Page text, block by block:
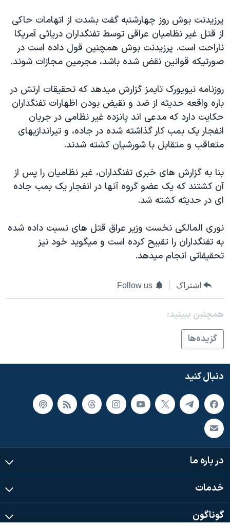
قانون شفافیت دارائی کادر رهبری ایران
اعتراضات مردمی آبان ۹۸
اسرائیل در جنگ
نرگس محمدی برنده جایزه نوبل صلح
همایش محافظه‌کاران آمریکا «سی‌پک»
صفحه‌های ویژه
سفر پرزیدنت ترامپ به چین
پرزيدنت بوش روز چهارشنبه گفت بشدت از اتهامات حاکی
از قتل غير نظاميان عراقی توسط تفنگداران دريائی آمريکا
ناراحت است. پرزيدنت بوش همچنين قول داده است در
صورتيکه قوانين نقض شده باشد، مجرمين مجازات شوند.
روزنامه نيويورک تايمز گزارش ميدهد که تحقيقات ارتش در
باره واقعه حديثه از ضد و نقيض بودن اظهارات تفنگداران
حکايت دارد که مدعی اند پانزده غير نظامی در جريان
انفجار يک بمب کار گذاشته شده در جاده، و تيراندازيهای
متعاقب و متقابل با شورشيان کشته شدند.
بنا به گزارش های خبری تفنگداران، غير نظاميان را پس از
آن کشتند که يک عضو گروه آنها در انفجار يک بمب جاده
ای در حديثه کشته شد.
نوری المالکی نخست وزير عراق قتل های نسبت داده شده
به تفنگداران را تقبيح کرده است و ميگويد خود نيز
تحقيقاتی انجام ميدهد.
اشتراک Follow us
همچنبن ببینید:
گزيده‌ها
دنبال کنید
در باره ما
خدمات
گوناگون